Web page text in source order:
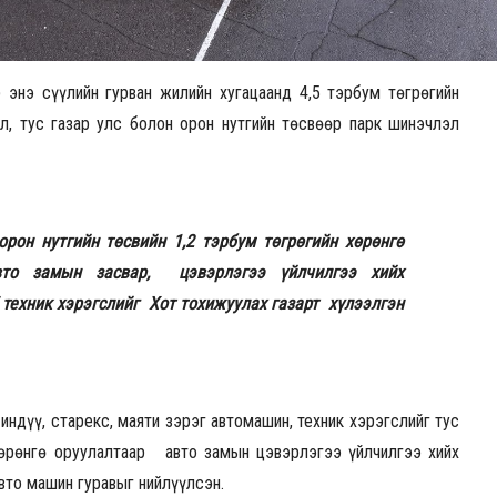
сүүлийн гурван жилийн хугацаанд 4,5 тэрбум төгрөгийн
тус газар улс болон орон нутгийн төсвөөр парк шинэчлэл
нутгийн төсвийн 1,2 тэрбум төгрөгийн хөрөнгө
замын засвар, цэвэрлэгээ үйлчилгээ хийх
хэрэгслийг Хот тохижуулах газарт хүлээлгэн
старекс, маяти зэрэг автомашин, техник хэрэгслийг тус
оруулалтаар авто замын цэвэрлэгээ үйлчилгээ хийх
машин гуравыг нийлүүлсэн.